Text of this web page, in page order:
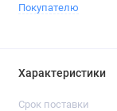
Покупателю
Характеристики
Срок поставки